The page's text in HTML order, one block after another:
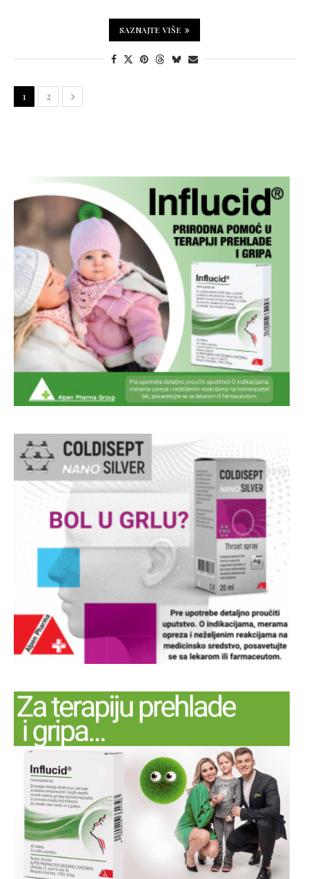
SAZNAJTE VIŠE
1 2